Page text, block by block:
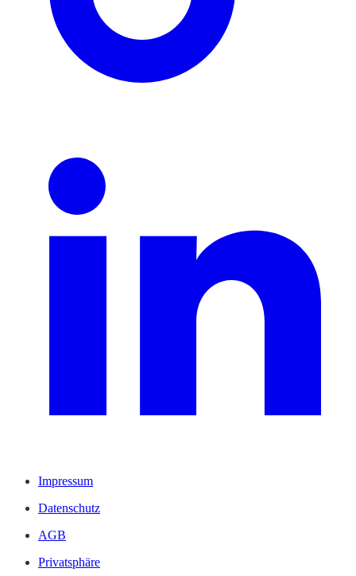
Impressum
Datenschutz
AGB
Privatsphäre